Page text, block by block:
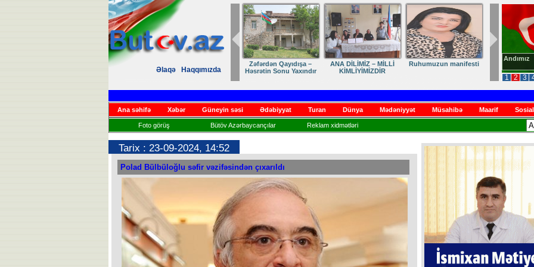
Əlaqə
Haqqımızda
1 2 3
Andımız
Zəfərdən Qayıdışa –
Həsrətin Sonu Yaxındır
ANA DİLİMİZ – MİLLİ
KİMLİYİMİZDİR
Ruhumuzun manifesti
Ana səhifə Xəbər Güneyin səsi Ədəbiyyat Turan Dünya Mədəniyyət Müsahibə Maarif
Foto görüş Bütöv Azərbaycançılar Reklam xidmətləri
Tarix : 23-09-2024, 14:52
Polad Bülbüloğlu səfir vəzifəsindən çıxarıldı